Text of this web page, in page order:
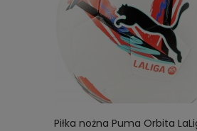
Piłka nożna Puma Orbita